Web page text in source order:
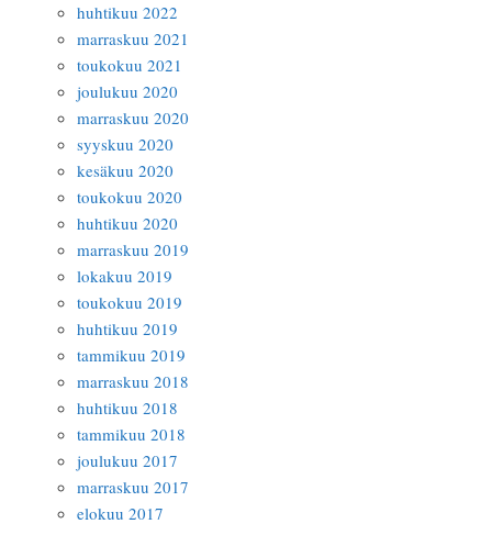
huhtikuu 2022
marraskuu 2021
toukokuu 2021
joulukuu 2020
marraskuu 2020
syyskuu 2020
kesäkuu 2020
toukokuu 2020
huhtikuu 2020
marraskuu 2019
lokakuu 2019
toukokuu 2019
huhtikuu 2019
tammikuu 2019
marraskuu 2018
huhtikuu 2018
tammikuu 2018
joulukuu 2017
marraskuu 2017
elokuu 2017